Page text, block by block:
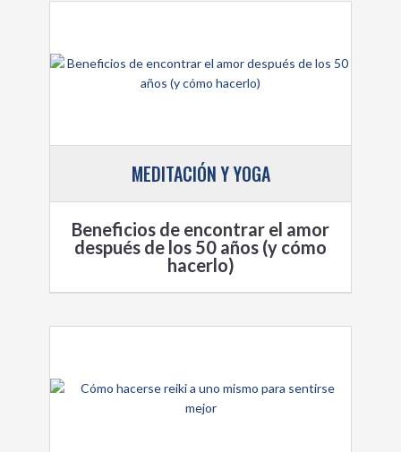
MEDITACIÓN Y YOGA
Beneficios de encontrar el amor
después de los 50 años (y cómo
hacerlo)